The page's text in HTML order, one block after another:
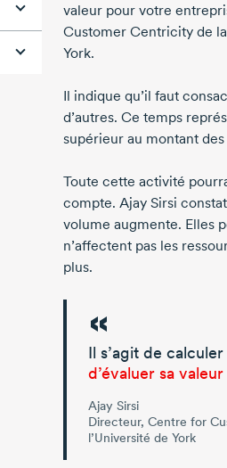
valeur pour votre
Customer Centricity de
York.
Il indique qu’il faut
d’autres. Ce temps
supérieur au montant
Toute cette activité
compte. Ajay Sirsi
volume augmente. Elles
n’affectent pas les
plus.
Il s’agit de
d’évaluer sa
Ajay Sirsi
Directeur, Centre for
l’Université de York